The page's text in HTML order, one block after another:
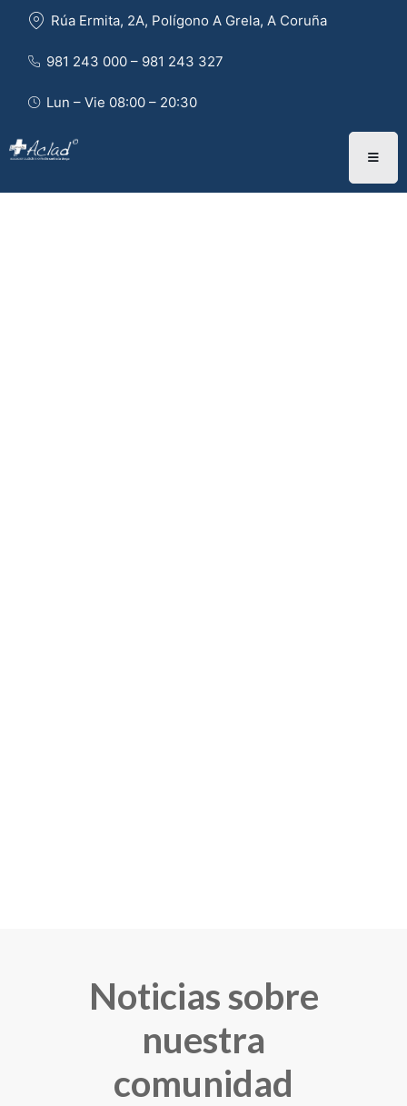
Rúa Ermita, 2A, Polígono A Grela, A Coruña
981 243 000 – 981 243 327
Lun – Vie 08:00 – 20:30
Noticias sobre
nuestra
comunidad